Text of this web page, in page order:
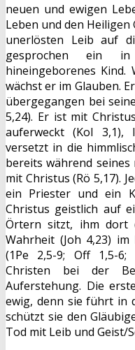
neuen und ewigen
Leben und den
unerlösten Leib auf
gesprochen ein
hineingeborenes
wächst er im Glauben.
übergegangen bei
5,24). Er ist mit
auferweckt (Kol
versetzt in die
bereits während
mit Christus (Rö 5,17).
ein Priester und ein
Christus geistlich auf
Örtern sitzt, ihm dort
Wahrheit (Joh 4,23)
(1Pe 2,5-9; Off 1,5-
Christen bei der
Auferstehung. Die
ewig, denn sie führt in
schützt sie den
Tod mit Leib und Geist/